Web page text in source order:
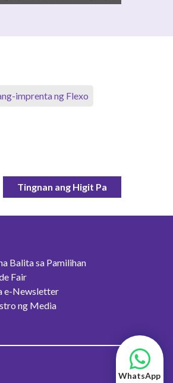
imprenta ng Flexo
Tingnan ang Higit Pa
Balita sa Pamilihan
Fair
e-Newsletter
ng Media
WhatsApp